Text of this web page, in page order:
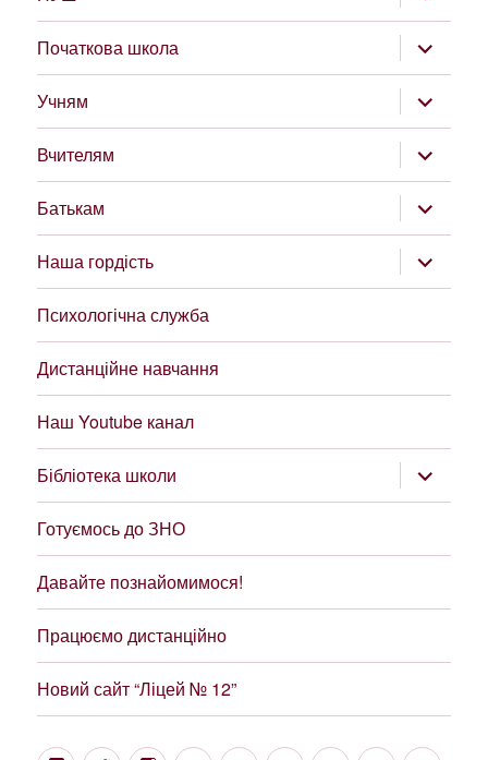
підменю
Початкова школа
підменю
Учням
підменю
Вчителям
підменю
Батькам
підменю
Наша гордість
підменю
Психологічна служба
Дистанційне навчання
Наш Youtube канал
Бібліотека школи
підменю
Готуємось до ЗНО
Давайте познайомимося!
Працюємо дистанційно
Новий сайт “Ліцей № 12”